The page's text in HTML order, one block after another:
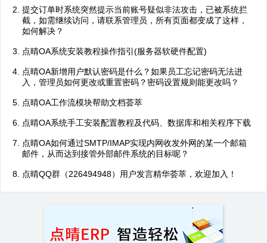
提交订单时系统突然提示当前账号疑似非法攻击，已被系统拦
截，如需继续访问，请联系管理员，所有页面都变成了这样，
如何解决？
点晴OA系统安装教程操作指引(服务器软硬件配置)
点晴OA新增用户默认密码是什么？如果员工忘记密码无法进
入，管理员如何更改或重置密码？密码设置规则能更改吗？
点晴OA工作流模块帮助文档荟萃
点晴OA系统手工安装配置教程及代码、数据库和相关程序下载
点晴OA如何通过SMTP/IMAP实现内网收发外网的某一个邮箱
邮件，从而达到接管外部邮件系统的目标呢？
点晴QQ群（226494948）用户发言精华荟萃，欢迎加入！